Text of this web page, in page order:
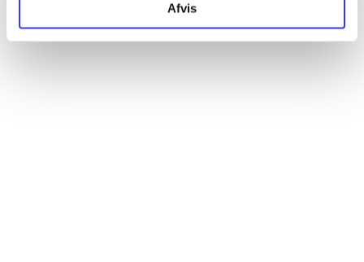
Afvis